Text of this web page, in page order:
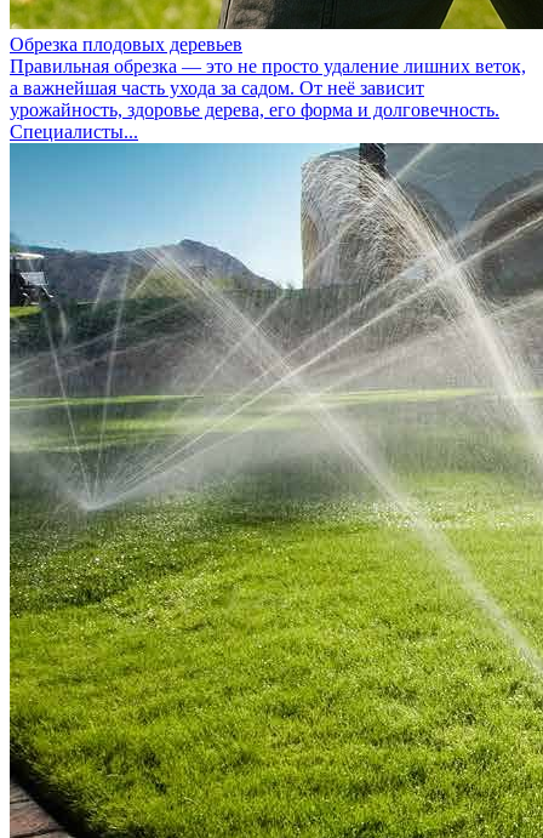
Обрезка плодовых деревьев
Правильная обрезка — это не просто удаление лишних веток,
а важнейшая часть ухода за садом. От неё зависит
урожайность, здоровье дерева, его форма и долговечность.
Специалисты...